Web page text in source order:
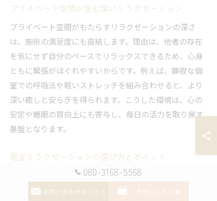
プライベート空間が生む深いリラクゼーション
プライベート空間がもたらすリラクゼーションの深さ
は、施術の満足度にも直結します。理由は、他者の存在
を気にせず自分のペースでリラックスできるため、心身
ともに緊張がほぐれやすいからです。例えば、静寂な個
室での呼吸法や軽いストレッチを組み合わせると、より
深い癒しと安らぎを得られます。こうした環境は、心の
安定や睡眠の質向上にも寄与し、毎日の活力を取り戻す
基盤となります。
個室リラクゼーションの選び方とポイント
個室リラクゼーションを選ぶ際は、施術内容や空間の静
けさ、スタッフの専門性を重視しましょう。理由は、施
080-3168-5568
お問い合わせはこちら ご予約はこちら